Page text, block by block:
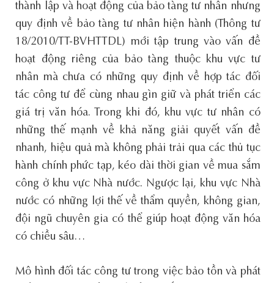
thành lập và hoạt động của bảo tàng tư nhân nhưng
quy định về bảo tàng tư nhân hiện hành (Thông tư
18/2010/TT-BVHTTDL) mới tập trung vào vấn đề
hoạt động riêng của bảo tàng thuộc khu vực tư
nhân mà chưa có những quy định về hợp tác đối
tác công tư để cùng nhau gìn giữ và phát triển các
giá trị văn hóa. Trong khi đó, khu vực tư nhân có
những thế mạnh về khả năng giải quyết vấn đề
nhanh, hiệu quả mà không phải trải qua các thủ tục
hành chính phức tạp, kéo dài thời gian về mua sắm
công ở khu vực Nhà nước. Ngược lại, khu vực Nhà
nước có những lợi thế về thẩm quyền, không gian,
đội ngũ chuyên gia có thể giúp hoạt động văn hóa
có chiều sâu…
Mô hình đối tác công tư trong việc bảo tồn và phát